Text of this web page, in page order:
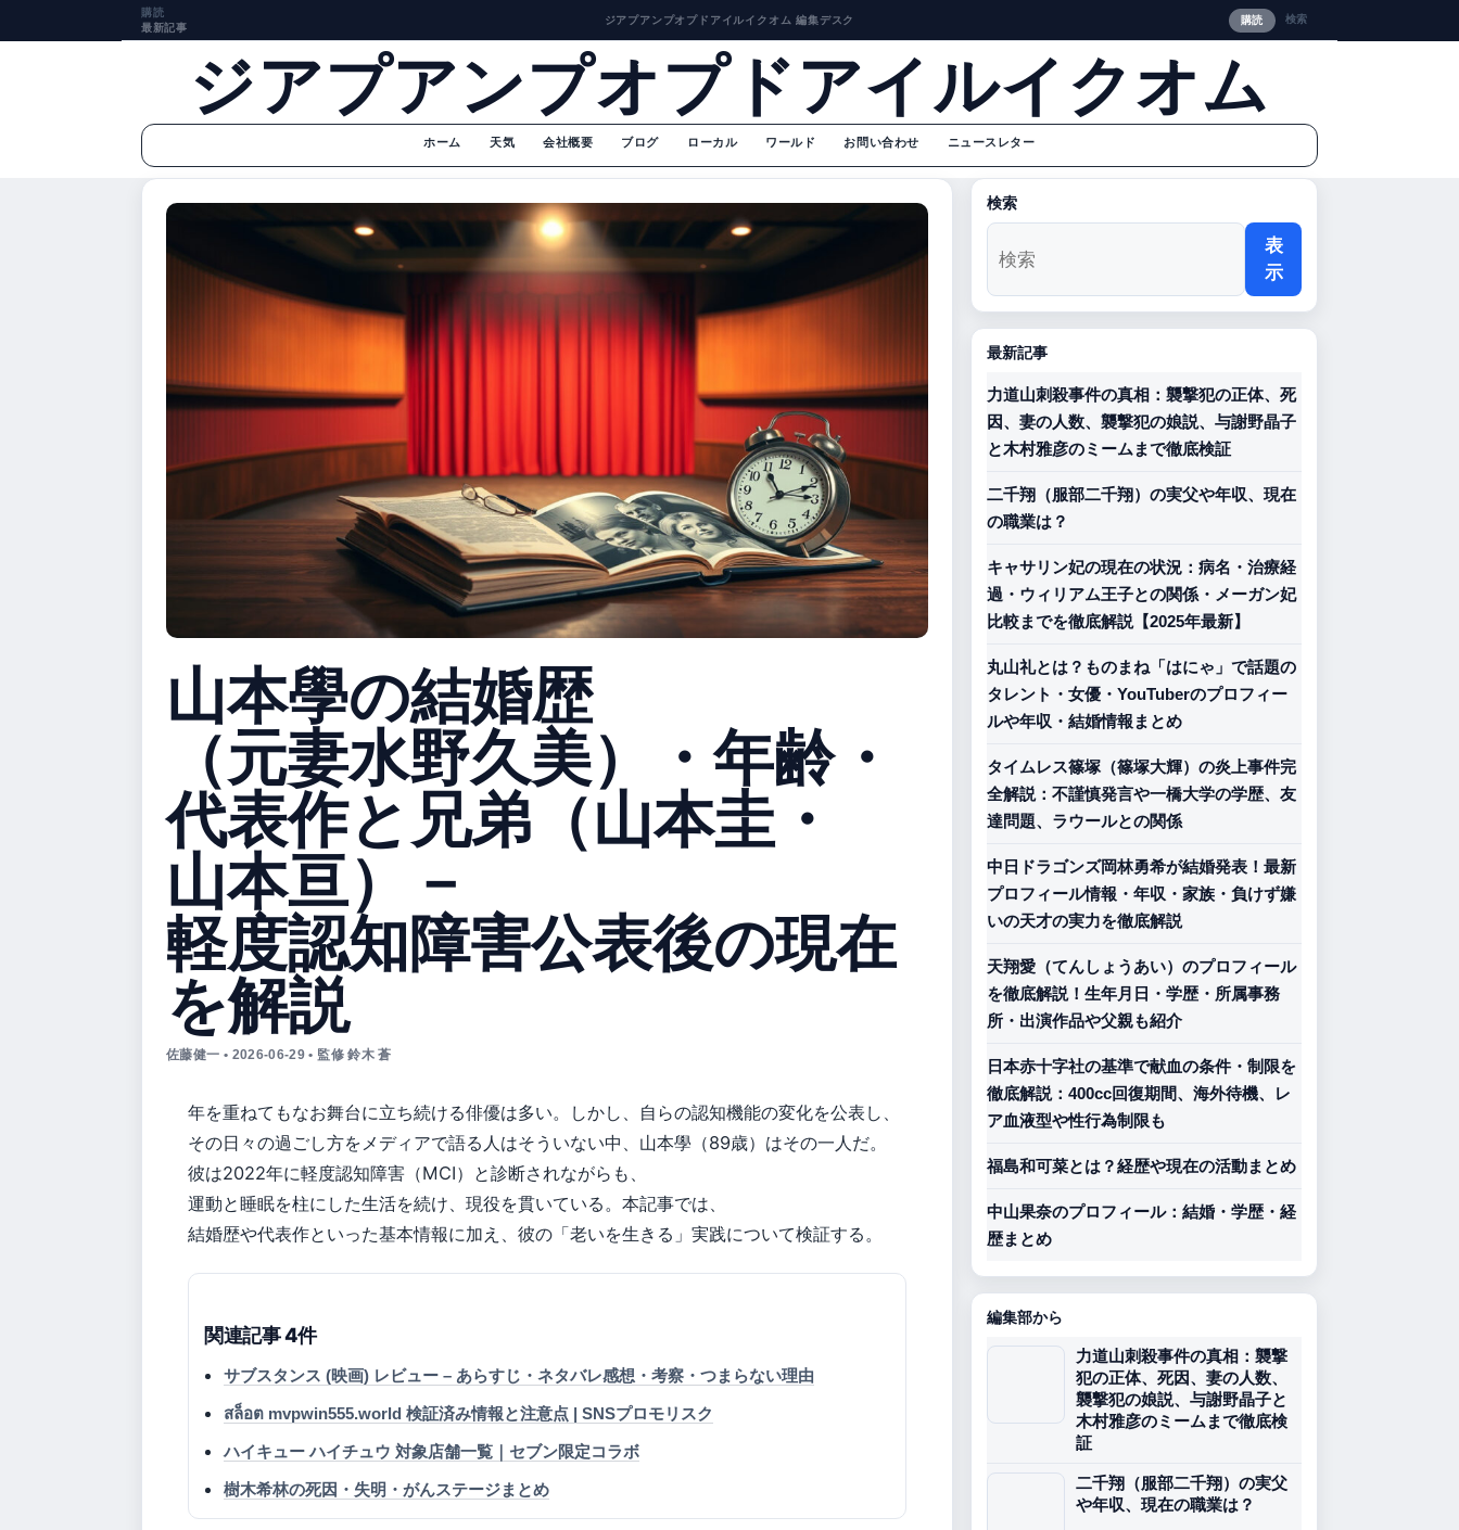
購読
最新記事
ジアプアンプオプドアイルイクオム 編集デスク 購読 検索
ジアプアンプオプドアイルイクオム
ホーム 天気 会社概要 ブログ ローカル ワールド お問い合わせ ニュースレター
山本學の結婚歴
（元妻水野久美）・年齢・
代表作と兄弟（山本圭・
山本亘）－
軽度認知障害公表後の現在
を解説
佐藤健一 • 2026-06-29 • 監修 鈴木 蒼
年を重ねてもなお舞台に立ち続ける俳優は多い。しかし、自らの認知機能の変化を公表し、
その日々の過ごし方をメディアで語る人はそういない中、山本學（89歳）はその一人だ。
彼は2022年に軽度認知障害（MCI）と診断されながらも、
運動と睡眠を柱にした生活を続け、現役を貫いている。本記事では、
結婚歴や代表作といった基本情報に加え、彼の「老いを生きる」実践について検証する。
関連記事 4件
サブスタンス (映画) レビュー – あらすじ・ネタバレ感想・考察・つまらない理由
สล็อต mvpwin555.world 検証済み情報と注意点 | SNSプロモリスク
ハイキュー ハイチュウ 対象店舗一覧｜セブン限定コラボ
樹木希林の死因・失明・がんステージまとめ
検索
表
示
最新記事
力道山刺殺事件の真相：襲撃犯の正体、死
因、妻の人数、襲撃犯の娘説、与謝野晶子
と木村雅彦のミームまで徹底検証
二千翔（服部二千翔）の実父や年収、現在
の職業は？
キャサリン妃の現在の状況：病名・治療経
過・ウィリアム王子との関係・メーガン妃
比較までを徹底解説【2025年最新】
丸山礼とは？ものまね「はにゃ」で話題の
タレント・女優・YouTuberのプロフィー
ルや年収・結婚情報まとめ
タイムレス篠塚（篠塚大輝）の炎上事件完
全解説：不謹慎発言や一橋大学の学歴、友
達問題、ラウールとの関係
中日ドラゴンズ岡林勇希が結婚発表！最新
プロフィール情報・年収・家族・負けず嫌
いの天才の実力を徹底解説
天翔愛（てんしょうあい）のプロフィール
を徹底解説！生年月日・学歴・所属事務
所・出演作品や父親も紹介
日本赤十字社の基準で献血の条件・制限を
徹底解説：400cc回復期間、海外待機、レ
ア血液型や性行為制限も
福島和可菜とは？経歴や現在の活動まとめ
中山果奈のプロフィール：結婚・学歴・経
歴まとめ
編集部から
力道山刺殺事件の真相：襲撃
犯の正体、死因、妻の人数、
襲撃犯の娘説、与謝野晶子と
木村雅彦のミームまで徹底検
証
二千翔（服部二千翔）の実父
や年収、現在の職業は？